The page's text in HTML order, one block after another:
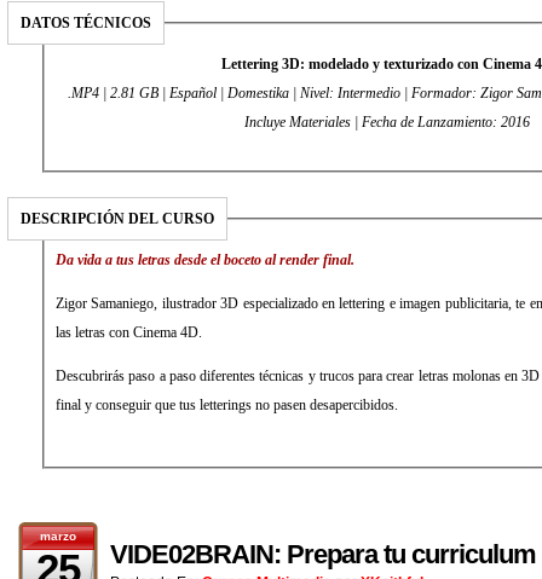
DATOS TÉCNICOS
Lettering 3D: modelado y texturizado con Cinema
.MP4 | 2.81 GB | Español | Domestika | Nivel: Intermedio | Formador: Zigor
Incluye Materiales | Fecha de Lanzamiento: 2016
DESCRIPCIÓN DEL CURSO
Da vida a tus letras desde el boceto al render final.
Zigor Samaniego, ilustrador 3D especializado en lettering e imagen publicitaria, te
las letras con Cinema 4D.
Descubrirás paso a paso diferentes técnicas y trucos para crear letras molonas en
final y conseguir que tus letterings no pasen desapercibidos.
marzo
25 VIDE02BRAIN: Prepara tu curriculum